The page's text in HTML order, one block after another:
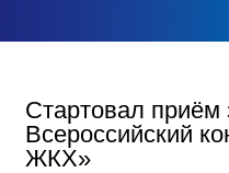
Стартовал приём
Всероссийский
ЖКХ»